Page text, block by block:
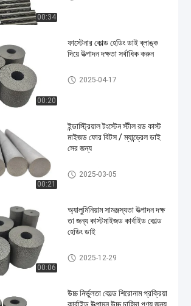
00:34
00:20
ফাস্টেনার কোল্ড হেডিং ডাই ব্লাঙ্ক
দিয়ে উত্পাদন দক্ষতা সর্বাধিক করুন
সিমেন্টেড কার্বাইড রড
2025-04-17
00:21
ইন্ডাস্ট্রিয়াল টংস্টেন স্টীল রড কাস্ট
মাইজড ফোর বিটস / ম্যান্ড্রেল ডাই
সের জন্য
সিমেন্টেড কার্বাইড রড
2025-03-05
00:06
অ্যালুমিনিয়াম সামঞ্জস্যতা উত্পাদন দক্ষ
তা জন্য কাস্টমাইজড কার্বাইড কোল্ড
হেডিং ডাই
কার্বাইড ঠান্ডা শিরোনাম মারা
2025-12-29
উচ্চ নির্ভুলতা কোল্ড শিরোনাম প্রক্রিয়া